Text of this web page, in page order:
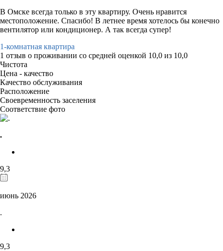
В Омске всегда только в эту квартиру. Очень нравится
местоположение. Спасибо! В летнее время хотелось бы конечно
вентилятор или кондиционер. А так всегда супер!
1-комнатная квартира
1 отзыв о проживании со средней оценкой 10,0 из 10,0
Чистота
Цена - качество
Качество обслуживания
Расположение
Своевременность заселения
Соответствие фото
.
9,3
июнь 2026
.
9,3